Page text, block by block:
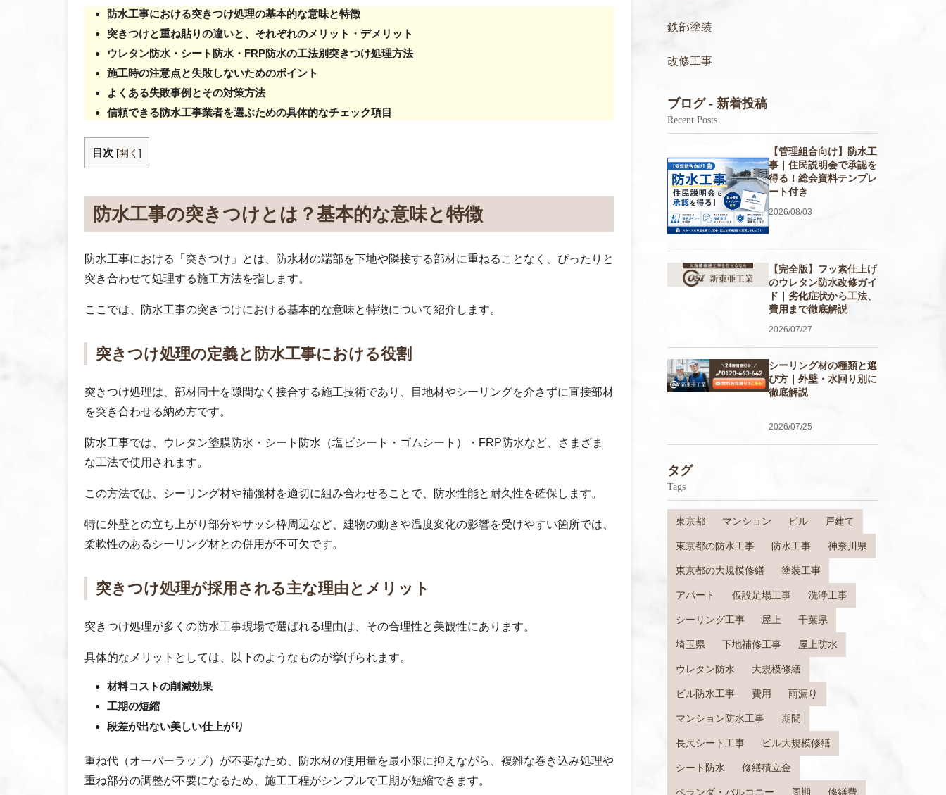
防水工事における突きつけ処理の基本的な意味と特徴
突きつけと重ね貼りの違いと、それぞれのメリット・デメリット
ウレタン防水・シート防水・FRP防水の工法別突きつけ処理方法
施工時の注意点と失敗しないためのポイント
よくある失敗事例とその対策方法
信頼できる防水工事業者を選ぶための具体的なチェック項目
目次 [開く ]
防水工事の突きつけとは？基本的な意味と特徴
防水工事における「突きつけ」とは、防水材の端部を下地や隣接する部材に重ねることなく、ぴったりと
突き合わせて処理する施工方法を指します。
ここでは、防水工事の突きつけにおける基本的な意味と特徴について紹介します。
突きつけ処理の定義と防水工事における役割
突きつけ処理は、部材同士を隙間なく接合する施工技術であり、目地材やシーリングを介さずに直接部材
を突き合わせる納め方です。
防水工事では、ウレタン塗膜防水・シート防水（塩ビシート・ゴムシート）・FRP防水など、さまざま
な工法で使用されます。
この方法では、シーリング材や補強材を適切に組み合わせることで、防水性能と耐久性を確保します。
特に外壁との立ち上がり部分やサッシ枠周辺など、建物の動きや温度変化の影響を受けやすい箇所では、
柔軟性のあるシーリング材との併用が不可欠です。
突きつけ処理が採用される主な理由とメリット
突きつけ処理が多くの防水工事現場で選ばれる理由は、その合理性と美観性にあります。
具体的なメリットとしては、以下のようなものが挙げられます。
材料コストの削減効果
工期の短縮
段差が出ない美しい仕上がり
重ね代（オーバーラップ）が不要なため、防水材の使用量を最小限に抑えながら、複雑な巻き込み処理や
重ね部分の調整が不要になるため、施工工程がシンプルで工期が短縮できます。
鉄部塗装
改修工事
ブログ - 新着投稿
Recent Posts
【管理組合向け】防水工
事｜住民説明会で承認を
得る！総会資料テンプレ
ート付き
2026/08/03
【完全版】フッ素仕上げ
のウレタン防水改修ガイ
ド｜劣化症状から工法、
費用まで徹底解説
2026/07/27
シーリング材の種類と選
び方｜外壁・水回り別に
徹底解説
2026/07/25
タグ
Tags
東京都 マンション ビル 戸建て
東京都の防水工事 防水工事 神奈川県
東京都の大規模修繕 塗装工事
アパート 仮設足場工事 洗浄工事
シーリング工事 屋上 千葉県
埼玉県 下地補修工事 屋上防水
ウレタン防水 大規模修繕
ビル防水工事 費用 雨漏り
マンション防水工事 期間
長尺シート工事 ビル大規模修繕
シート防水 修繕積立金
ベランダ・バルコニー 周期 修繕費